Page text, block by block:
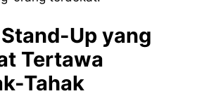
Up yang
Tertawa
Tahak